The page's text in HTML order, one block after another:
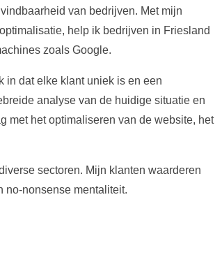
van bedrijven. Met mijn
help ik bedrijven in Friesland
zoals Google.
in dat elke klant uniek is en een
analyse van de huidige situatie en
met het optimaliseren van de website, het
sectoren. Mijn klanten waarderen
no-nonsense mentaliteit.